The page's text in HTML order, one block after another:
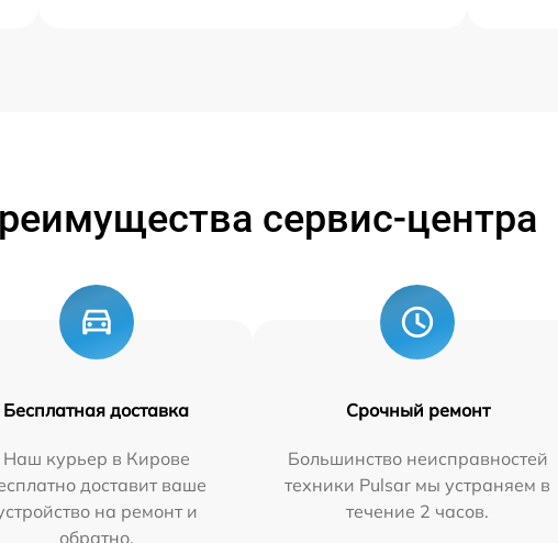
сервис-центра
Бесплатная доставка
Наш курьер в Кирове
доставит ваше
на ремонт и
обратно.
Срочный ремонт
Большинство неисправностей
техники Pulsar мы устраняем в
течение 2 часов.